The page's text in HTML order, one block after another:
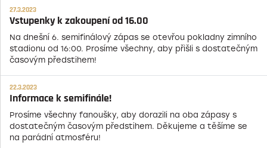
27.3.2023
Vstupenky k zakoupení od 16.00
Na dnešní 6. semifinálový zápas se otevřou pokladny zimního
stadionu od 16:00. Prosíme všechny, aby přišli s dostatečným
časovým předstihem!
22.3.2023
Informace k semifinále!
Prosíme všechny fanoušky, aby dorazili na oba zápasy s
dostatečným časovým předstihem. Děkujeme a těšíme se
na parádní atmosféru!